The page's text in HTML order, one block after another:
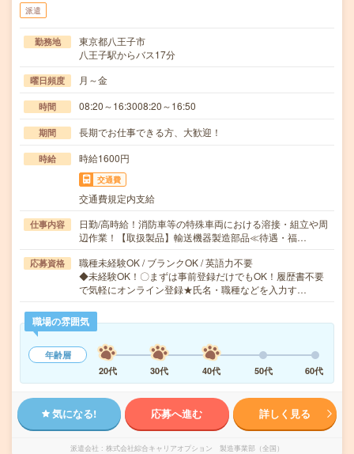
派遣
勤務地
東京都八王子市
八王子駅からバス17分
曜日頻度 月～金
時間 08:20～16:3008:20～16:50
期間 長期でお仕事できる方、大歓迎！
時給 時給1600円
交通費
交通費規定内支給
仕事内容
日勤/高時給！消防車等の特殊車両における溶接・組立や周
辺作業！【取扱製品】輸送機器製造部品≪待遇・福…
応募資格
職種未経験OK / ブランクOK / 英語力不要
◆未経験OK！〇まずは事前登録だけでもOK！履歴書不要
で気軽にオンライン登録★氏名・職種などを入力す…
職場の雰囲気
年齢層
20代
30代 40代 50代 60代
気になる! 応募へ進む 詳しく見る
派遣会社 株式会社綜合キャリアオプション 製造事業部（全国）